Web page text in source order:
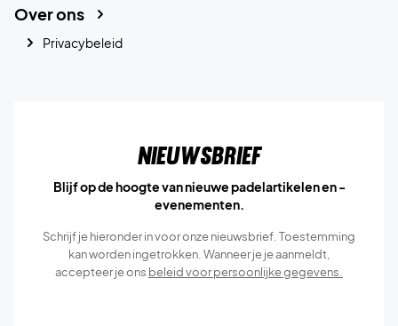
Over ons
Privacybeleid
Nieuwsbrief
Blijf op de hoogte van nieuwe padelartikelen en -
evenementen.
Schrijf je hieronder in voor onze nieuwsbrief. Toestemming
kan worden ingetrokken. Wanneer je je aanmeldt,
accepteer je ons beleid voor persoonlijke gegevens.